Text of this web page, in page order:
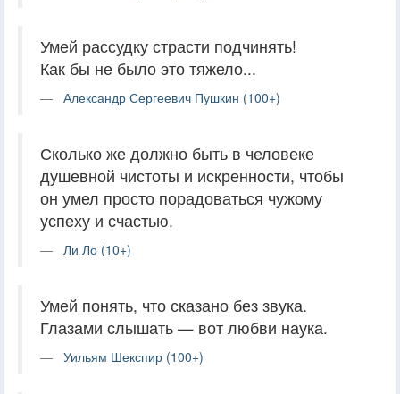
Умей рассудку страсти подчинять!
Как бы не было это тяжело...
Александр Сергеевич Пушкин (100+)
Сколько же должно быть в человеке
душевной чистоты и искренности, чтобы
он умел просто порадоваться чужому
успеху и счастью.
Ли Ло (10+)
Умей понять, что сказано без звука.
Глазами слышать — вот любви наука.
Уильям Шекспир (100+)